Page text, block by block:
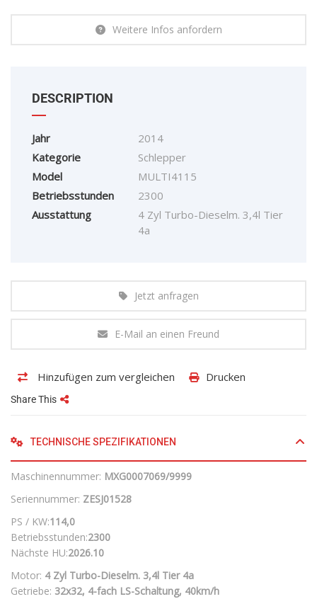
Weitere Infos anfordern
DESCRIPTION
Jahr
2014
Kategorie
Schlepper
Model
MULTI4115
Betriebsstunden
2300
Ausstattung
4 Zyl Turbo-Dieselm. 3,4l Tier
4a
Jetzt anfragen
E-Mail an einen Freund
Hinzufügen zum vergleichen Drucken
Share This
TECHNISCHE SPEZIFIKATIONEN
Maschinennummer: MXG0007069/9999
Seriennummer: ZESJ01528
PS / KW:114,0
Betriebsstunden:2300
Nächste HU:2026.10
Motor: 4 Zyl Turbo-Dieselm. 3,4l Tier 4a
Getriebe: 32x32, 4-fach LS-Schaltung, 40km/h